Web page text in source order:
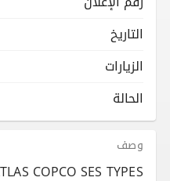
التاريخ
الزيارات
الحالة
وصف